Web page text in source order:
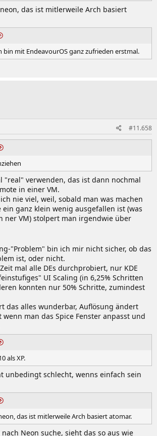
das ist mitlerweile Arch basiert
bin mit EndeavourOS ganz zufrieden erstmal.
#11.658
"real" verwenden, das ist dann nochmal
in einer VM.
nie viel, weil, sobald man was machen
ganz klein wenig ausgefallen ist (was
ner VM) stolpert man irgendwie über
"Problem" bin ich mir nicht sicher, ob das
ist, oder nicht.
mal alle DEs durchprobiert, nur KDE
UI Scaling (in 6,25% Schritten
konnten nur 50% Schritte, zumindest
das alles wunderbar, Auflösung ändert
man das Spice Fenster anpasst und
als XP.
unbedingt schlecht, wenns einfach sein
das ist mitlerweile Arch basiert atomar.
Neon suche, sieht das so aus wie